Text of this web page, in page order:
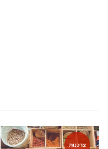
צרכנות